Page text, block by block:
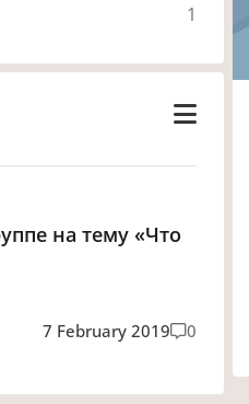
1
на тему «Что
7 February 2019 0